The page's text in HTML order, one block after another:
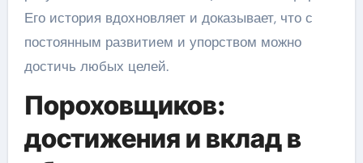
Его история вдохновляет и доказывает, что с
постоянным развитием и упорством можно
достичь любых целей.
Пороховщиков:
достижения и вклад в